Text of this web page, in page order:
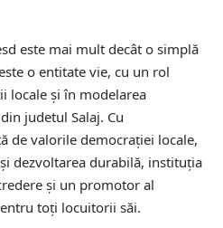
este mai mult decât o simplă
o entitate vie, cu un rol
locale și în modelarea
judetul Salaj. Cu
de valorile democrației locale,
dezvoltarea durabilă, instituția
și un promotor al
toți locuitorii săi.